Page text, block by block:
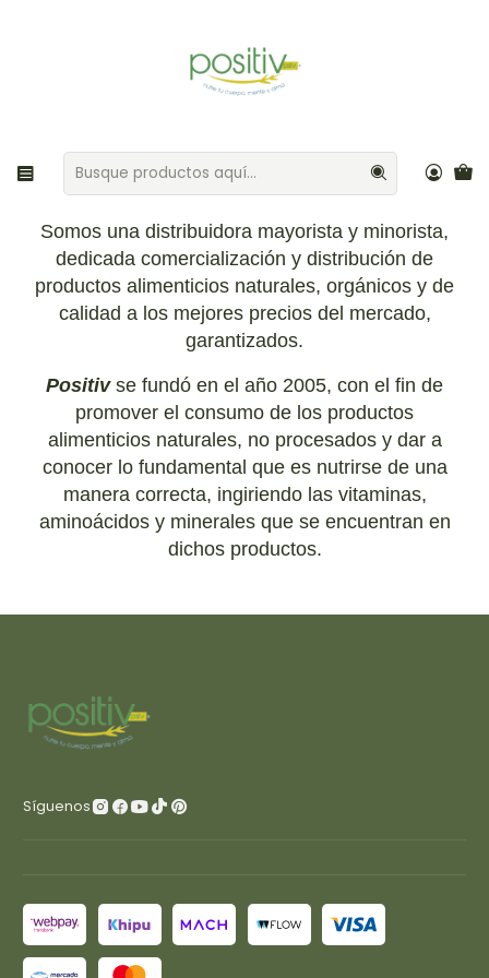
Inicio Nosotros
Somos una distribuidora mayorista y minorista,
dedicada comercialización y distribución de
productos alimenticios naturales, orgánicos y de
calidad a los mejores precios del mercado,
garantizados.
Positivse fundó en el año 2005, con el fin de
promover el consumo de los productos
alimenticios naturales, no procesados y dar a
conocer lo fundamental que es nutrirse de una
manera correcta, ingiriendo las vitaminas,
aminoácidos y minerales que se encuentran en
dichos productos.
Síguenos